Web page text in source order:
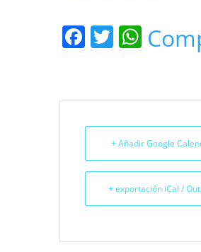
Facebook
Twitter
+ Añadir Google
+ exportación iCal /